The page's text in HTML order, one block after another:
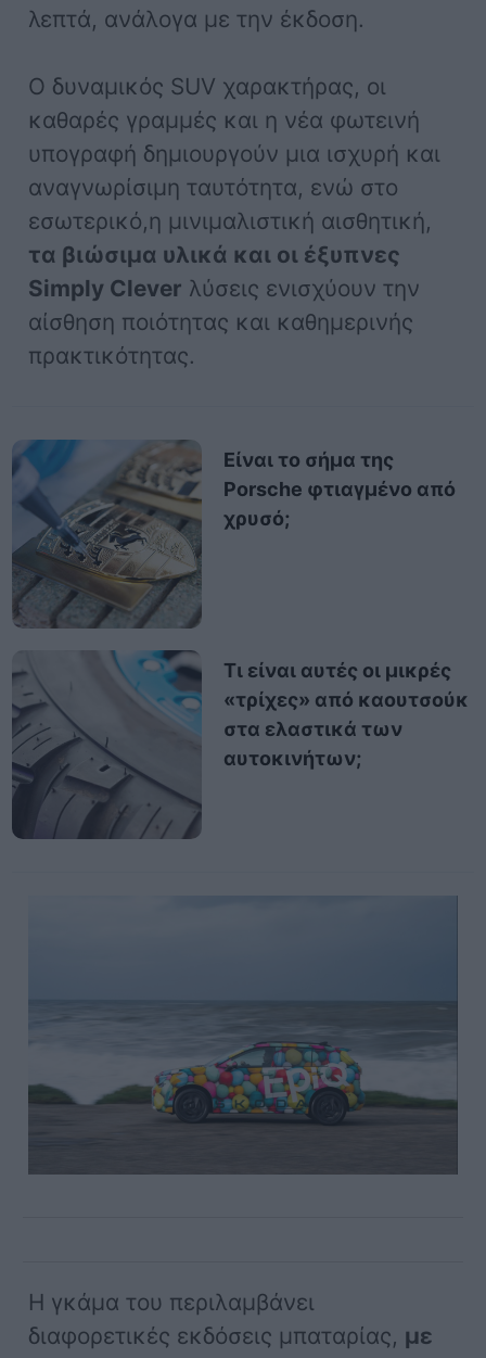
λεπτά, ανάλογα με την έκδοση.
Ο δυναμικός SUV χαρακτήρας, οι
καθαρές γραμμές και η νέα φωτεινή
υπογραφή δημιουργούν μια ισχυρή και
αναγνωρίσιμη ταυτότητα, ενώ στο
εσωτερικό,η μινιμαλιστική αισθητική,
τα βιώσιμα υλικά και οι έξυπνες
Simply Clever λύσεις ενισχύουν την
αίσθηση ποιότητας και καθημερινής
πρακτικότητας.
Είναι το σήμα της
Porsche φτιαγμένο από
χρυσό;
Τι είναι αυτές οι μικρές
«τρίχες» από καουτσούκ
στα ελαστικά των
αυτοκινήτων;
Η γκάμα του περιλαμβάνει
διαφορετικές εκδόσεις μπαταρίας, με